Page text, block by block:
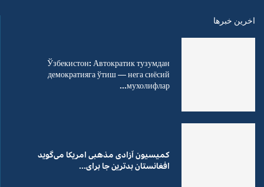
اخرین خبرها
Ўзбекистон: Автократик тузумдан
демократияга ўтиш — нега сиёсий
мухолифлар...
کمیسیون آزادی مذهبی امریکا می‌گوید
افغانستان بدترین جا برای...